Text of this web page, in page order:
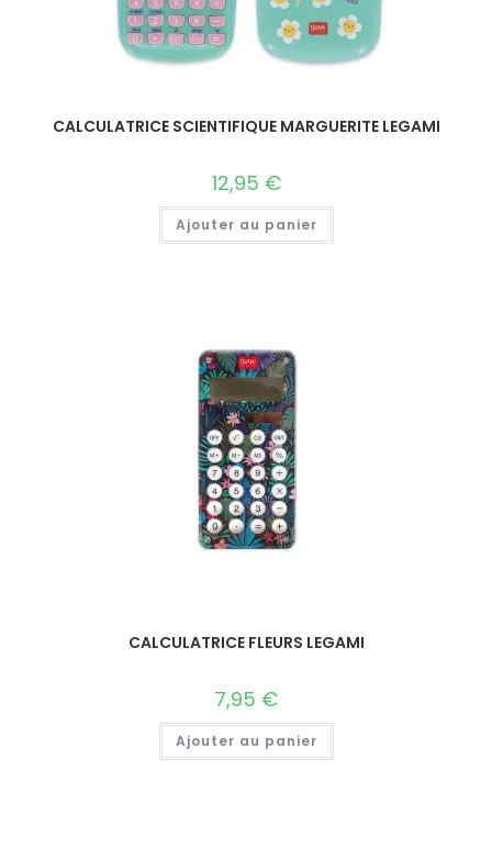
CALCULATRICE SCIENTIFIQUE MARGUERITE LEGAMI
12,95 €
Ajouter au panier
CALCULATRICE FLEURS LEGAMI
7,95 €
Ajouter au panier